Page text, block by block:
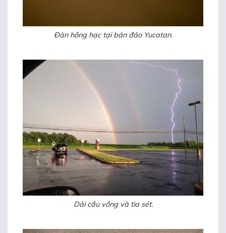
Đàn hồng hạc tại bán đảo Yucatan.
Dải cầu vồng và tia sét.